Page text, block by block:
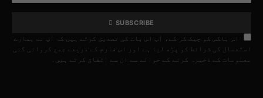
SUBSCRIBE
اس باکس کو چیک کر کے، آپ اس بات کی تصدیق کرتے ہیں کہ آپ نے ہمارے
استعمال کی شرائط کو پڑھ لیا ہے اور اس فارم کے ذریعے جمع کروائی گئی
معلومات کے ذخیرہ کرنے کے حوالے سے ان سے اتفاق کرتے ہیں۔